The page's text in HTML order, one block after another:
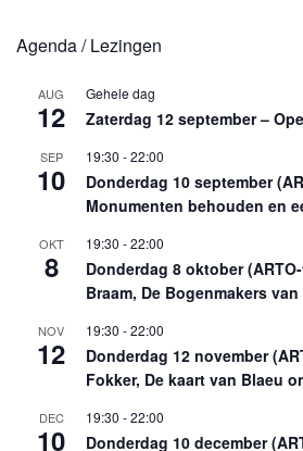
Agenda / Lezingen
AUG
12
Gehele dag
Zaterdag 12 september –
SEP
10
19:30 -22:00
Donderdag 10 september
Monumenten behouden en
OKT
8
19:30 -22:00
Donderdag 8 oktober
Braam, De Bogenmakers
NOV
12
19:30 -22:00
Donderdag 12 november
Fokker, De kaart van Blaeu
DEC
10
19:30 -22:00
Donderdag 10 december